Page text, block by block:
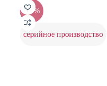
Опции
можно
выбрать
на
странице
-20%
серийное производство